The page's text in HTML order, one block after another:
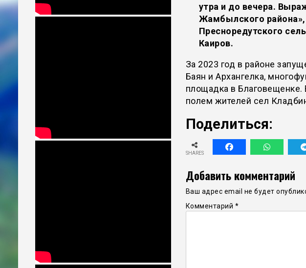
утра и до вечера.
Жамбылского
Пресноредутского
Каиров.
За 2023 год в районе
Баян и Архангелка,
площадка в Благовещенке.
полем жителей сел
Поделиться:
SHARES
Добавить комментарий
Ваш адрес email не будет
Комментарий *